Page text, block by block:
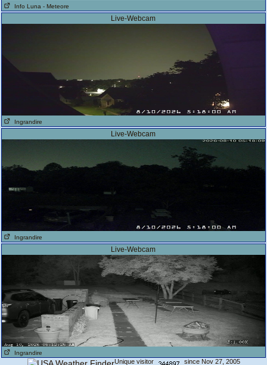
Info Luna - Meteore
Live-Webcam
Ingrandire
Live-Webcam
Ingrandire
Live-Webcam
Ingrandire
Unique visitor since Nov 27, 2005